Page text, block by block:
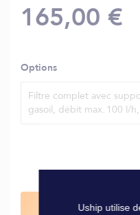
165,00 €
Options
Filtre complet avec
gasoil, débit max. 100 l/
Uship utilise